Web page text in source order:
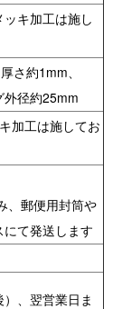
キ加工は施し
さ約1mm、
径約25mm
加工は施してお
、郵便用封筒や
て発送します
、翌営業日ま